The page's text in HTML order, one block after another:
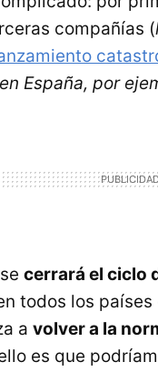
compañías (
España, por
cerrará el ciclo
todos los
a volver a la
es que